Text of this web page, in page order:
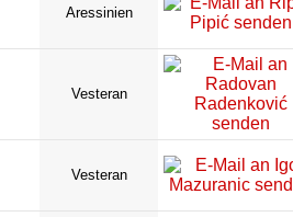
Aressinien
Vesteran
Vesteran